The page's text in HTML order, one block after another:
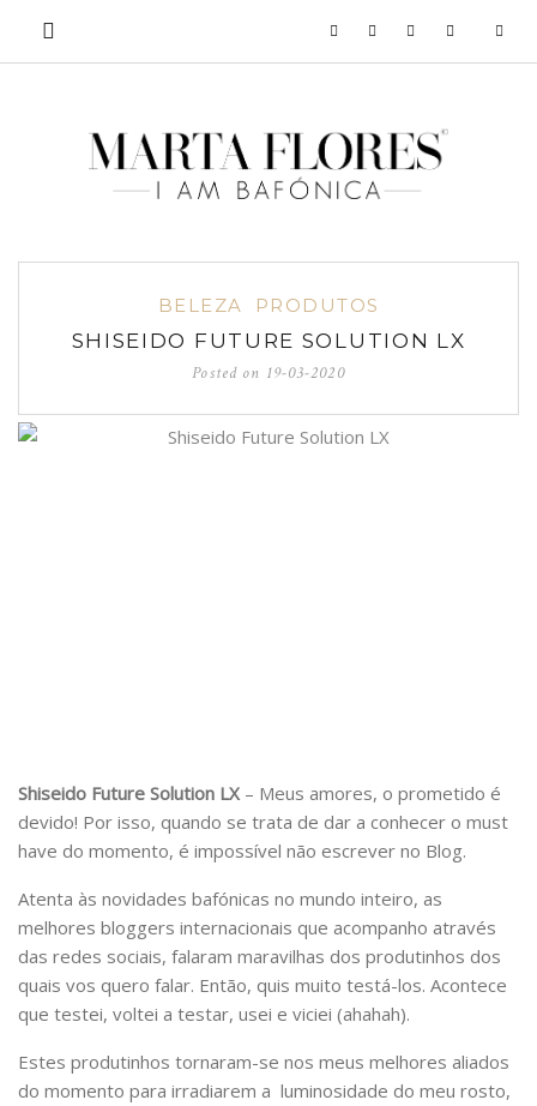
BELEZA PRODUTOS
SHISEIDO FUTURE SOLUTION LX
Posted on 19-03-2020
Shiseido Future Solution LX– Meus amores, o prometido é
devido! Por isso, quando se trata de dar a conhecer o must
have do momento, é impossível não escrever no Blog.
Atenta às novidades bafónicas no mundo inteiro, as
melhores bloggers internacionais que acompanho através
das redes sociais, falaram maravilhas dos produtinhos dos
quais vos quero falar. Então, quis muito testá-los. Acontece
que testei, voltei a testar, usei e viciei (ahahah).
Estes produtinhos tornaram-se nos meus melhores aliados
do momento para irradiarem a luminosidade do meu rosto,